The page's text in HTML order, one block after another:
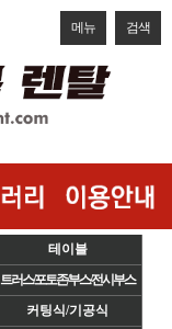
메뉴 검색
테이블
트러스/포토존/부스/전시부스
커팅식/기공식